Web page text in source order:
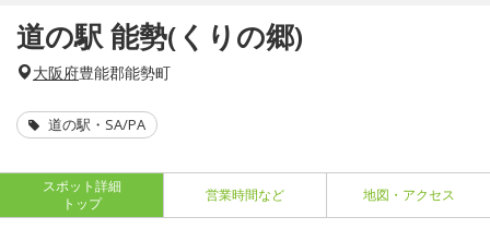
道の駅 能勢(くりの郷)
大阪府豊能郡能勢町
道の駅・SA/PA
スポット詳細
トップ
営業時間など 地図・アクセス